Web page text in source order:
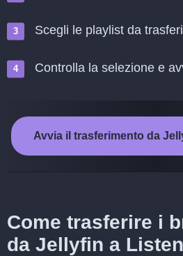
Scegli le playlist da
Controlla la selezione e
Avvia il trasferimento da
Come trasferire i
da Jellyfin a